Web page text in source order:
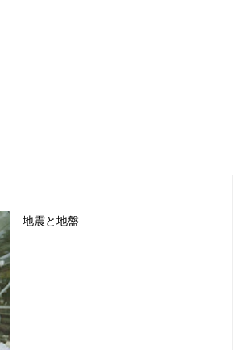
地震と地盤